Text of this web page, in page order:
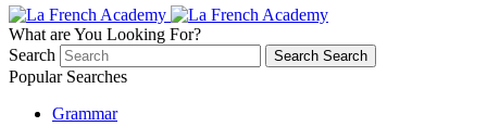
What are You Looking For?
Search
Search Search
Popular Searches
Grammar